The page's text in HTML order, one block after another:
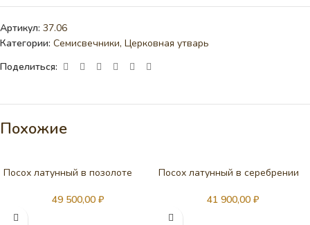
Артикул: 37.06
Категории: Семисвечники, Церковная утварь
Поделиться:
Похожие
Посох латунный в позолоте
49 500,00 ₽
Посох латунный в серебрении
41 900,00 ₽